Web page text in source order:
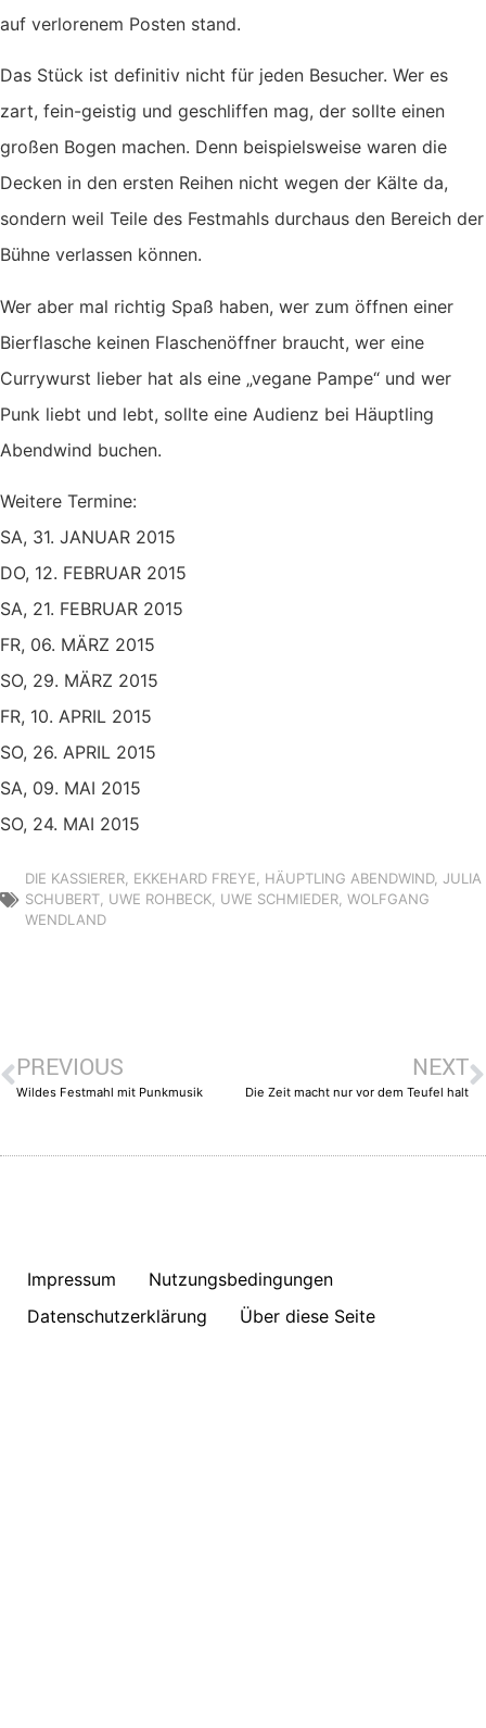
auf verlorenem Posten stand.
Das Stück ist definitiv nicht für jeden Besucher. Wer es
zart, fein-geistig und geschliffen mag, der sollte einen
großen Bogen machen. Denn beispielsweise waren die
Decken in den ersten Reihen nicht wegen der Kälte da,
sondern weil Teile des Festmahls durchaus den Bereich der
Bühne verlassen können.
Wer aber mal richtig Spaß haben, wer zum öffnen einer
Bierflasche keinen Flaschenöffner braucht, wer eine
Currywurst lieber hat als eine „vegane Pampe“ und wer
Punk liebt und lebt, sollte eine Audienz bei Häuptling
Abendwind buchen.
Weitere Termine:
SA, 31. JANUAR 2015
DO, 12. FEBRUAR 2015
SA, 21. FEBRUAR 2015
FR, 06. MÄRZ 2015
SO, 29. MÄRZ 2015
FR, 10. APRIL 2015
SO, 26. APRIL 2015
SA, 09. MAI 2015
SO, 24. MAI 2015
DIE KASSIERER, EKKEHARD FREYE, HÄUPTLING ABENDWIND, JULIA
SCHUBERT, UWE ROHBECK, UWE SCHMIEDER, WOLFGANG
WENDLAND
PREVIOUS
Wildes Festmahl mit Punkmusik
NEXT
Die Zeit macht nur vor dem Teufel halt
Impressum
Nutzungsbedingungen
Datenschutzerklärung
Über diese Seite